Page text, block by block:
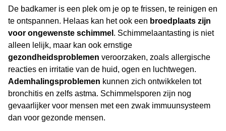
De badkamer is een plek om je op te frissen, te reinigen en
te ontspannen. Helaas kan het ook een broedplaats zijn
voor ongewenste schimmel . Schimmelaantasting is niet
alleen lelijk, maar kan ook ernstige
gezondheidsproblemen veroorzaken, zoals allergische
reacties en irritatie van de huid, ogen en luchtwegen.
Ademhalingsproblemen kunnen zich ontwikkelen tot
bronchitis en zelfs astma. Schimmelsporen zijn nog
gevaarlijker voor mensen met een zwak immuunsysteem
dan voor gezonde mensen.